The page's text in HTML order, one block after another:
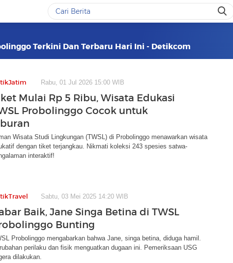
Terkini Dan Terbaru Hari Ini - Detikcom
Rabu, 01 Jul 2026 15:00 WIB
Mulai Rp 5 Ribu, Wisata Edukasi
Probolinggo Cocok untuk
Wisata Studi Lingkungan (TWSL) di Probolinggo menawarkan wisata
dengan tiket terjangkau. Nikmati koleksi 243 spesies satwa-
interaktif!
Sabtu, 03 Mei 2025 14:20 WIB
Baik, Jane Singa Betina di TWSL
Bunting
Probolinggo mengabarkan bahwa Jane, singa betina, diduga hamil.
perilaku dan fisik menguatkan dugaan ini. Pemeriksaan USG
dilakukan.